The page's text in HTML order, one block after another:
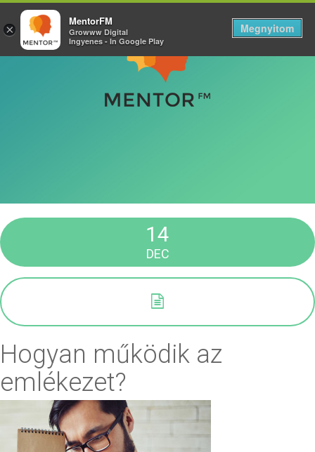
14
DEC
Hogyan működik az
emlékezet?
×
MentorFM
Growww Digital
Ingyenes - In Google Play
Megnyitom